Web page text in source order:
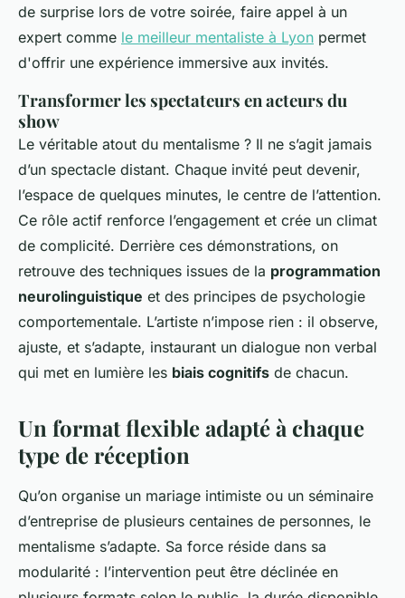
de surprise lors de votre soirée, faire appel à un
expert comme le meilleur mentaliste à Lyon permet
d'offrir une expérience immersive aux invités.
Transformer les spectateurs en acteurs du
show
Le véritable atout du mentalisme ? Il ne s’agit jamais
d’un spectacle distant. Chaque invité peut devenir,
l’espace de quelques minutes, le centre de l’attention.
Ce rôle actif renforce l’engagement et crée un climat
de complicité. Derrière ces démonstrations, on
retrouve des techniques issues de la programmation
neurolinguistique et des principes de psychologie
comportementale. L’artiste n’impose rien : il observe,
ajuste, et s’adapte, instaurant un dialogue non verbal
qui met en lumière les biais cognitifs de chacun.
Un format flexible adapté à chaque
type de réception
Qu’on organise un mariage intimiste ou un séminaire
d’entreprise de plusieurs centaines de personnes, le
mentalisme s’adapte. Sa force réside dans sa
modularité : l’intervention peut être déclinée en